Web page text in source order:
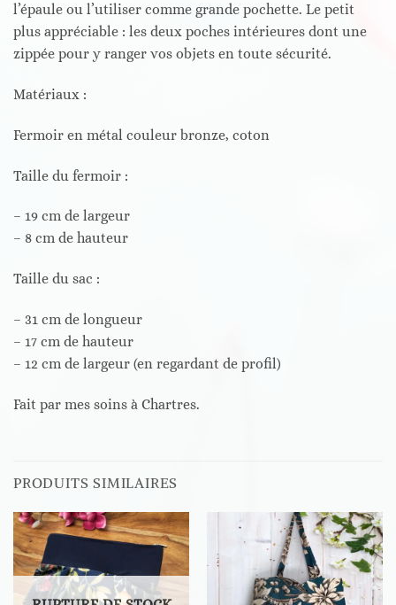
l’épaule ou l’utiliser comme grande pochette. Le petit
plus appréciable : les deux poches intérieures dont une
zippée pour y ranger vos objets en toute sécurité.
Matériaux :
Fermoir en métal couleur bronze, coton
Taille du fermoir :
– 19 cm de largeur
– 8 cm de hauteur
Taille du sac :
– 31 cm de longueur
– 17 cm de hauteur
– 12 cm de largeur (en regardant de profil)
Fait par mes soins à Chartres.
PRODUITS SIMILAIRES